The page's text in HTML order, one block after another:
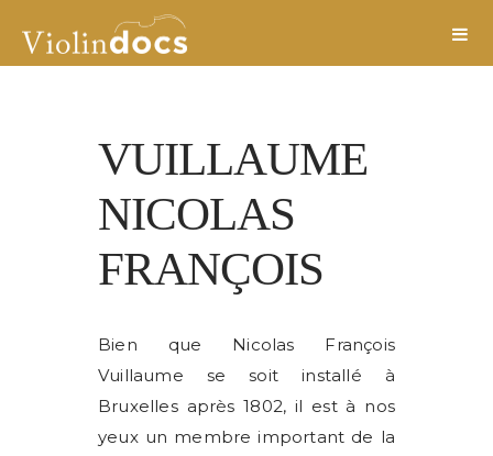
VUILLAUME
NICOLAS
FRANÇOIS
Bien que Nicolas François
Vuillaume se soit installé à
Bruxelles après 1802, il est à nos
yeux un membre important de la